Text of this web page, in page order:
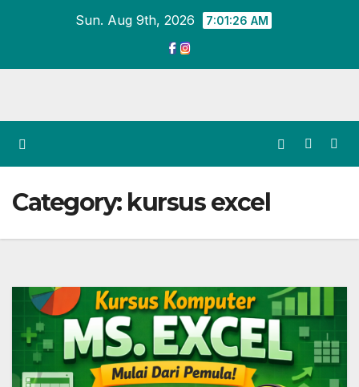
Sun. Aug 9th, 2026 7:01:26 AM
Category: kursus excel